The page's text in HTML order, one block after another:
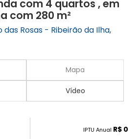
com 4 quartos , em
com 280 m²
Rosas - Ribeirão da Ilha,
Mapa
Vídeo
IPTU Anual R$ 0